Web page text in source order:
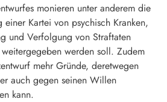
monieren unter anderem die
Kartei von psychisch Kranken,
und Verfolgung von Straftaten
werden soll. Zudem
mehr Gründe, deretwegen
auch gegen seinen Willen
kann.